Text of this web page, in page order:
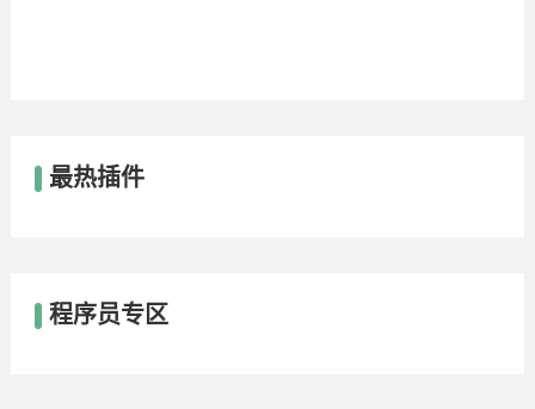
最热插件
程序员专区